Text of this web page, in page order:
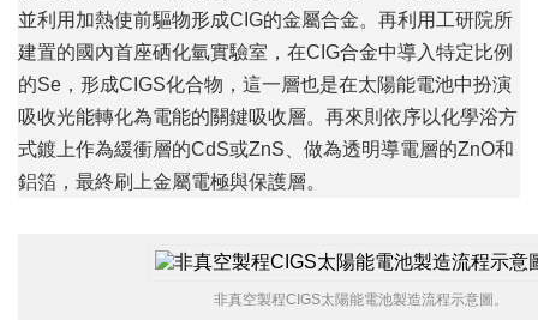
並利用加熱使前驅物形成CIG的金屬合金。再利用工研院所
建置的國內首座硒化氫實驗室，在CIG合金中導入特定比例
的Se，形成CIGS化合物，這一層也是在太陽能電池中扮演
吸收光能轉化為電能的關鍵吸收層。再來則依序以化學浴方
式鍍上作為緩衝層的CdS或ZnS、做為透明導電層的ZnO和
鋁箔，最終刷上金屬電極與保護層。
非真空製程CIGS太陽能電池製造流程示意圖。